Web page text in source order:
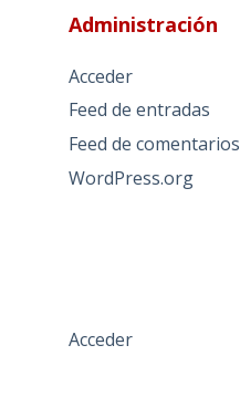
Administración
Acceder
Feed de entradas
Feed de comentarios
WordPress.org
Acceder